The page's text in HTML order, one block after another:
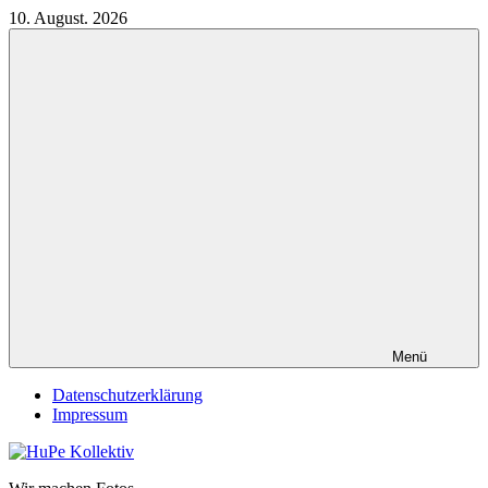
Zum
Inhalt
10. August. 2026
Menü
Datenschutzerklärung
Impressum